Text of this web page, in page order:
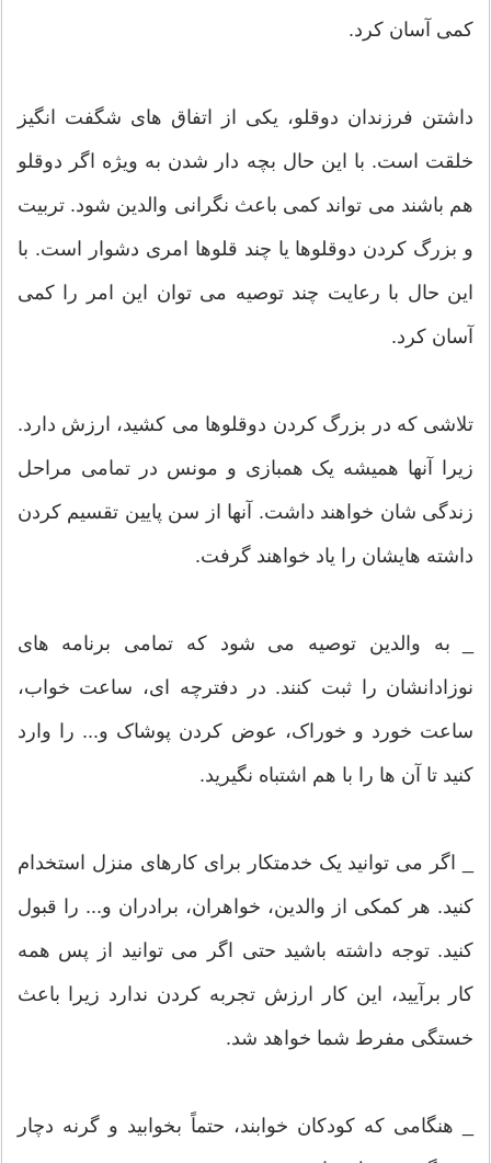
کمی آسان کرد.
داشتن فرزندان دوقلو، یکی از اتفاق های شگفت انگیز
خلقت است. با این حال بچه دار شدن به ویژه اگر دوقلو
هم باشند می تواند کمی باعث نگرانی والدین شود. تربیت
و بزرگ کردن دوقلوها یا چند قلوها امری دشوار است. با
این حال با رعایت چند توصیه می توان این امر را کمی
آسان کرد.
تلاشی که در بزرگ کردن دوقلوها می کشید، ارزش دارد.
زیرا آنها همیشه یک همبازی و مونس در تمامی مراحل
زندگی شان خواهند داشت. آنها از سن پایین تقسیم کردن
داشته هایشان را یاد خواهند گرفت.
_ به والدین توصیه می شود که تمامی برنامه های
نوزادانشان را ثبت کنند. در دفترچه ای، ساعت خواب،
ساعت خورد و خوراک، عوض کردن پوشاک و... را وارد
کنید تا آن ها را با هم اشتباه نگیرید.
_ اگر می توانید یک خدمتکار برای کارهای منزل استخدام
کنید. هر کمکی از والدین، خواهران، برادران و... را قبول
کنید. توجه داشته باشید حتی اگر می توانید از پس همه
کار برآیید، این کار ارزش تجربه کردن ندارد زیرا باعث
خستگی مفرط شما خواهد شد.
_ هنگامی که کودکان خوابند، حتماً بخوابید و گرنه دچار